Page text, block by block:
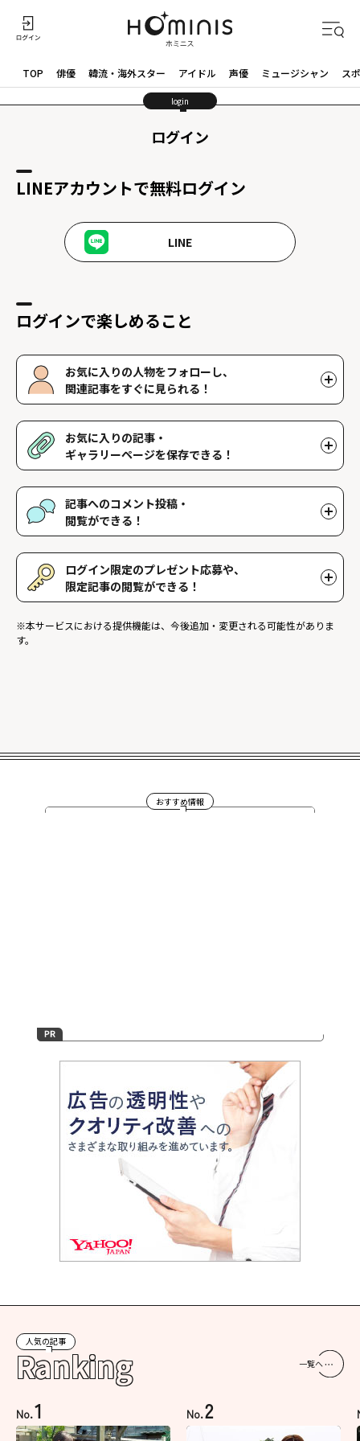
TOP 俳優 韓流・海外スター アイドル 声優 ミュージシャン ス
login
ログイン
LINEアカウントで無料ログイン
LINE
ログインで楽しめること
お気に入りの人物をフォローし、
関連記事をすぐに見られる！
好きな人物をフォローすることで、マイページで好きな人物の関連
記事を閲覧することができます。好きな人物一覧はマイページで確
認できます。
お気に入りの記事・
ギャラリーページを保存できる！
好きな記事やギャラリーページを保存し、マイページでいつでも閲
覧することができます。
記事へのコメント投稿・
閲覧ができる！
記事に対して応援や感想などのコメントができ、他のファンが投稿
したコメントを読むことができます。
ログイン限定のプレゼント応募や、
限定記事の閲覧ができる！
た、ログイン限定記事を閲覧することができます。
※本サービスにおける提供機能は、今後追加・変更される可能性がありま
す。
おすすめ情報
人気の記事
Ranking 一覧へ
No.1 No.2